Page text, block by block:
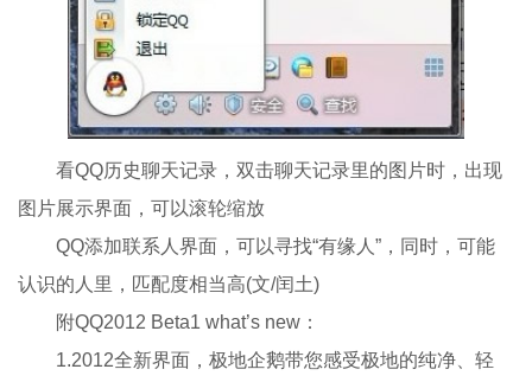
看QQ历史聊天记录，双击聊天记录里的图片时，出现
图片展示界面，可以滚轮缩放
QQ添加联系人界面，可以寻找“有缘人”，同时，可能
认识的人里，匹配度相当高(文/闰土)
附QQ2012 Beta1 what’s new：
1.2012全新界面，极地企鹅带您感受极地的纯净、轻